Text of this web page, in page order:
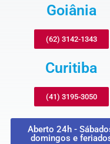
Goiânia
(62) 3142-1343
Curitiba
(41) 3195-3050
Aberto 24h -
domingos e